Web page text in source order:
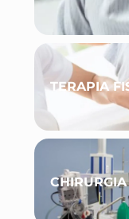
TERAPIA